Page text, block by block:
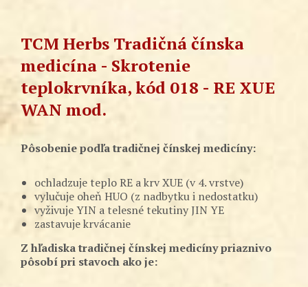
TCM Herbs Tradičná čínska
medicína - Skrotenie
teplokrvníka, kód 018 - RE XUE
WAN mod.
Pôsobenie podľa tradičnej čínskej medicíny:
ochladzuje teplo RE a krv XUE (v 4. vrstve)
vylučuje oheň HUO (z nadbytku i nedostatku)
vyživuje YIN a telesné tekutiny JIN YE
zastavuje krvácanie
Z hľadiska tradičnej čínskej medicíny priaznivo
pôsobí pri stavoch ako je: